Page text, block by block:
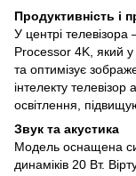
Продуктивність і
У центрі
Processor 4K, який у
та оптимізує
інтелекту
освітлення,
Звук та акустика
Модель оснащена
динаміків 20 Вт.